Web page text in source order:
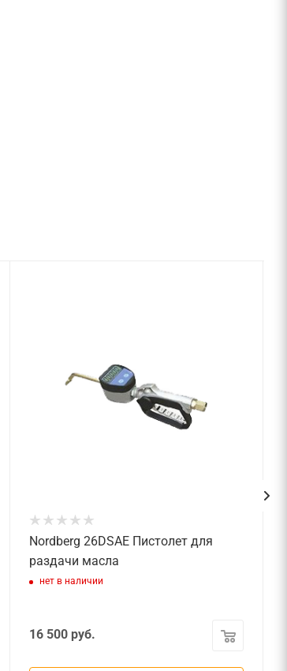
Nordberg 26DSAE Пистолет для
раздачи масла
нет в наличии
16 500 руб.